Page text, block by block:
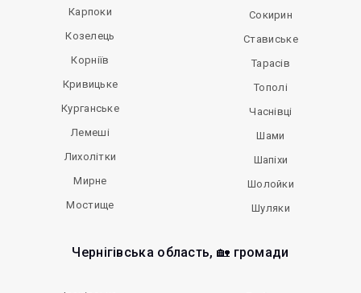
Карпоки
Козелець
Корніїв
Кривицьке
Курганське
Лемеші
Лихолітки
Мирне
Мостище
Сокирин
Ставиське
Тарасів
Тополі
Часнівці
Шами
Шапіхи
Шолойки
Шуляки
Чернігівська область, 🏡 громади